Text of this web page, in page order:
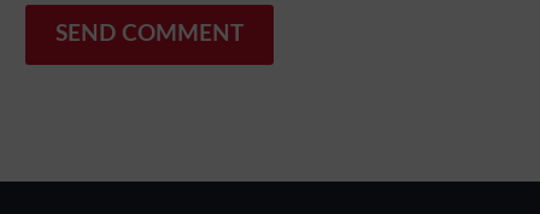
SEND COMMENT